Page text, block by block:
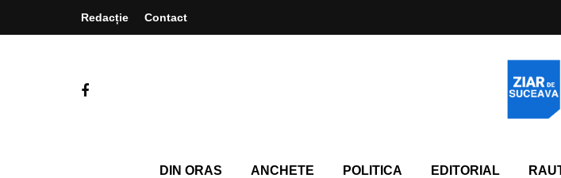
Redacție Contact
DIN ORAS ANCHETE POLITICA EDITORIAL